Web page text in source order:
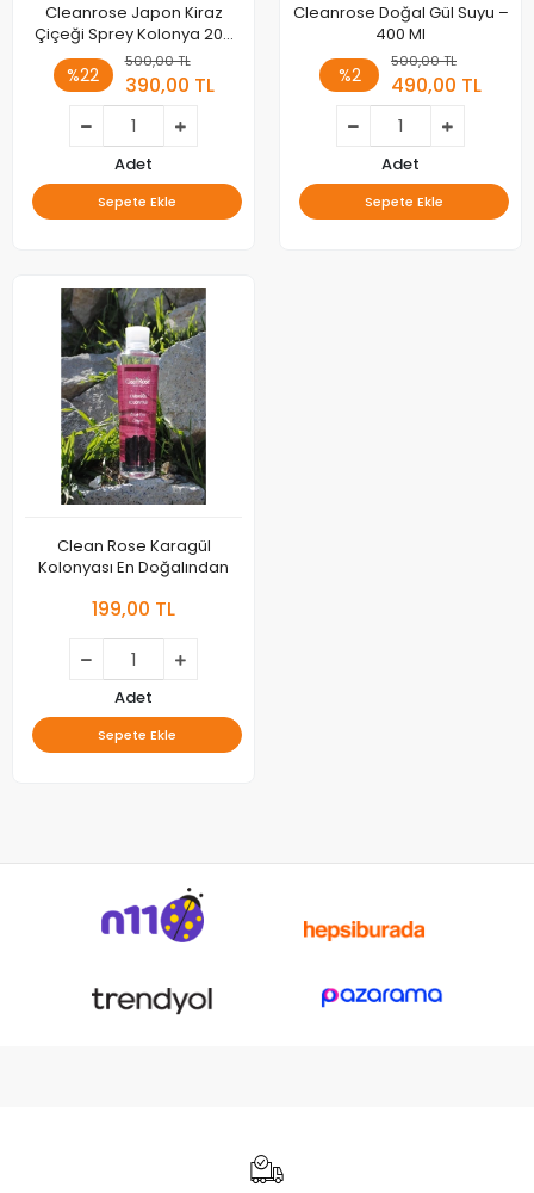
Cleanrose Japon Kiraz
Çiçeği Sprey Kolonya 200
Ml
%22
500,00 TL
390,00 TL
Adet
Sepete Ekle
Cleanrose Doğal Gül Suyu –
400 Ml
%2
500,00 TL
490,00 TL
Adet
Sepete Ekle
Clean Rose Karagül
Kolonyası En Doğalından
199,00 TL
Adet
Sepete Ekle